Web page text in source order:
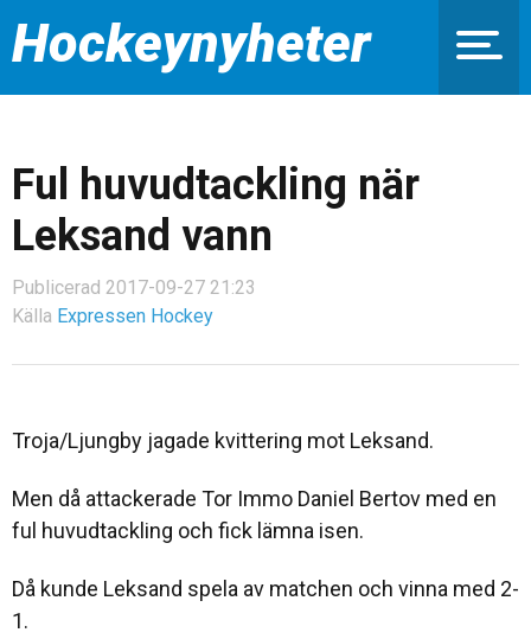
Hockeynyheter
Ful huvudtackling när
Leksand vann
Publicerad 2017-09-27 21:23
Källa Expressen Hockey
Troja/Ljungby jagade kvittering mot Leksand.
Men då attackerade Tor Immo Daniel Bertov med en
ful huvudtackling och fick lämna isen.
Då kunde Leksand spela av matchen och vinna med 2-
1.